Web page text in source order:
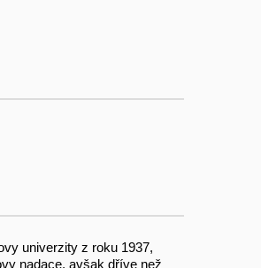
univerzity z roku 1937,
nadace, avšak dříve než